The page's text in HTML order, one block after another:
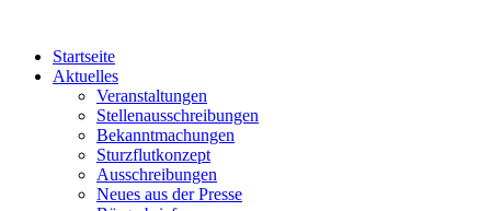
Startseite
Aktuelles
Veranstaltungen
Stellenausschreibungen
Bekanntmachungen
Sturzflutkonzept
Ausschreibungen
Neues aus der Presse